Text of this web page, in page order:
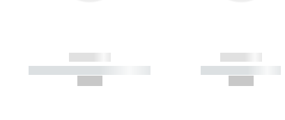
------------
----------- ----------- -----------
------------
----------- -----------